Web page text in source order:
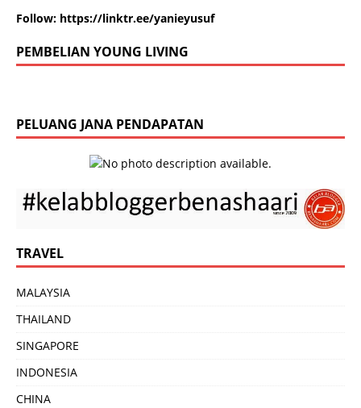
Follow: https://linktr.ee/yanieyusuf
PEMBELIAN YOUNG LIVING
PELUANG JANA PENDAPATAN
TRAVEL
MALAYSIA
THAILAND
SINGAPORE
INDONESIA
CHINA